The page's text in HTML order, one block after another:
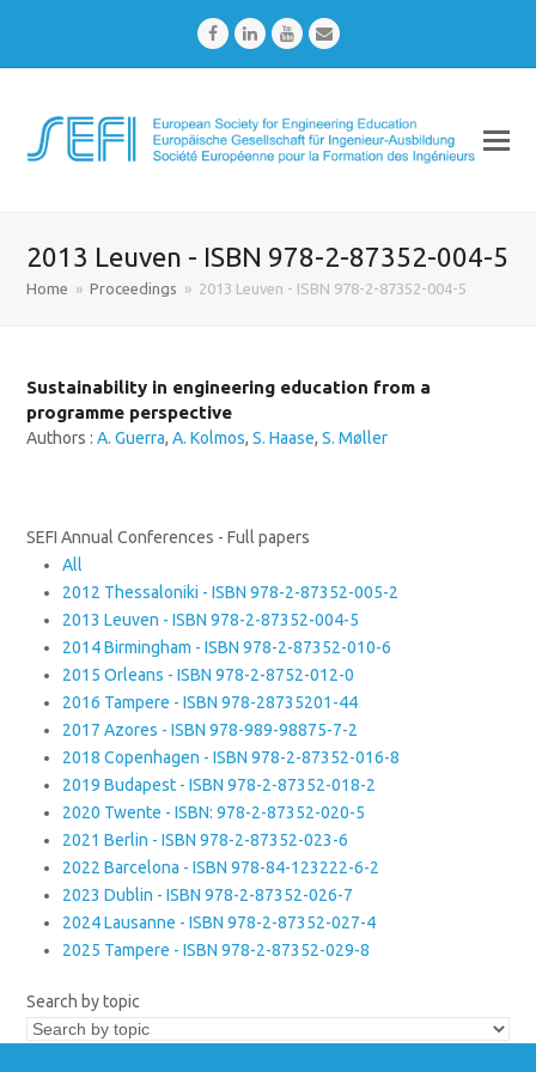
FacebookLinkedInYoutubeEmail
2013 Leuven - ISBN 978-2-87352-004-5
Home » Proceedings » 2013 Leuven - ISBN 978-2-87352-004-5
Sustainability in engineering education from a
programme perspective
Authors :A. Guerra,A. Kolmos,S. Haase,S. Møller
SEFI Annual Conferences - Full papers
All
2012 Thessaloniki - ISBN 978-2-87352-005-2
2013 Leuven - ISBN 978-2-87352-004-5
2014 Birmingham - ISBN 978-2-87352-010-6
2015 Orleans - ISBN 978-2-8752-012-0
2016 Tampere - ISBN 978-28735201-44
2017 Azores - ISBN 978-989-98875-7-2
2018 Copenhagen - ISBN 978-2-87352-016-8
2019 Budapest - ISBN 978-2-87352-018-2
2020 Twente - ISBN: 978-2-87352-020-5
2021 Berlin - ISBN 978-2-87352-023-6
2022 Barcelona - ISBN 978-84-123222-6-2
2023 Dublin - ISBN 978-2-87352-026-7
2024 Lausanne - ISBN 978-2-87352-027-4
2025 Tampere - ISBN 978-2-87352-029-8
Search by topic